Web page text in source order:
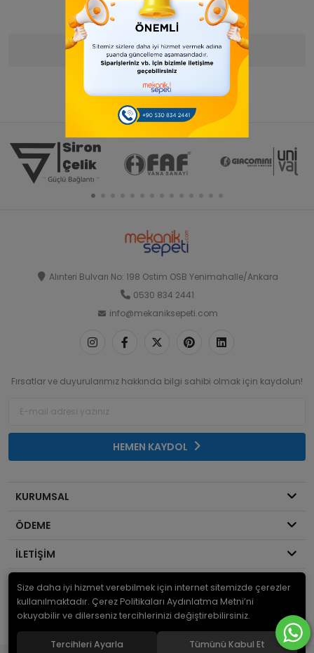
Ürün Bilgisi Yorumlar(0)
Alınteri Bulvarı No: 198 Ostim OSB Yenimahalle/Ankara
0530 834 2441
info@mekaniksepeti.com
Fırsatlar ve duyurularımız hakkında bilgi sahibi olmak için kaydolun!
HEMEN KAYDOL
KURUMSAL
ÖDEME
İLETİŞİM
© 2026Mekanik Sepeti. Bir Serdaroğlu A.Ş markasıdır ve tüm hakları
saklıdır.
Size daha iyi hizmet verebilmek için internet sitemizde çerezler
kullanılmaktadır. Çerez Politikaları Aydınlatma Metni’ni
okuyabilir ve dilerseniz tercihlerinizi değiştirebilirsiniz.
Tercihleri Ayarla Tümünü Kabul Et